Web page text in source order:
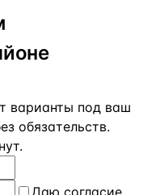
варианты под ваш
обязательств.
Даю согласие